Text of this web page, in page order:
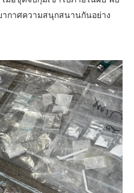
กาศความสนุกสนานกันอย่าง